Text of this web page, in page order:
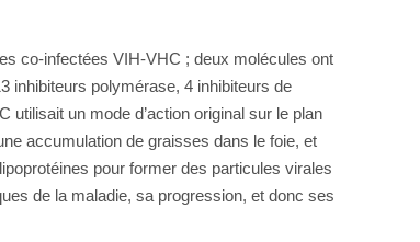
co-infectées VIH-VHC ; deux molécules ont
inhibiteurs polymérase, 4 inhibiteurs de
utilisait un mode d’action original sur le plan
accumulation de graisses dans le foie, et
pour former des particules virales
de la maladie, sa progression, et donc ses